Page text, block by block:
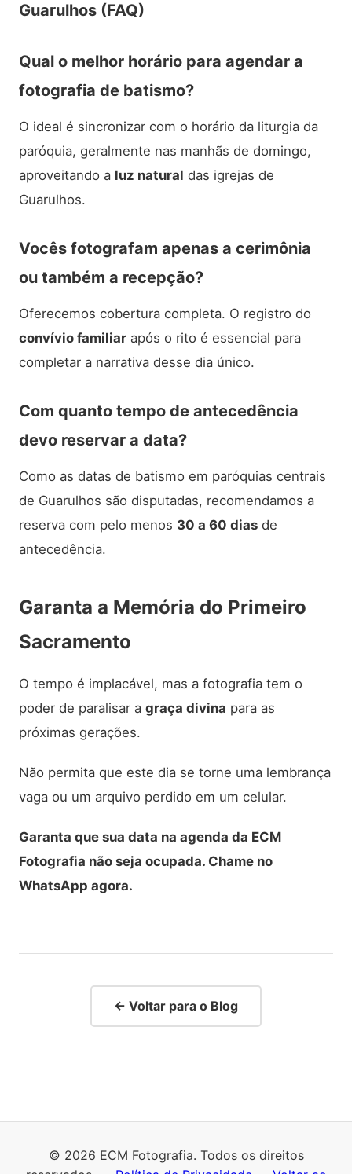
Guarulhos (FAQ)
Qual o melhor horário para agendar a
fotografia de batismo?
O ideal é sincronizar com o horário da liturgia da
paróquia, geralmente nas manhãs de domingo,
aproveitando a luz natural das igrejas de
Guarulhos.
Vocês fotografam apenas a cerimônia
ou também a recepção?
Oferecemos cobertura completa. O registro do
convívio familiar após o rito é essencial para
completar a narrativa desse dia único.
Com quanto tempo de antecedência
devo reservar a data?
Como as datas de batismo em paróquias centrais
de Guarulhos são disputadas, recomendamos a
reserva com pelo menos 30 a 60 dias de
antecedência.
Garanta a Memória do Primeiro
Sacramento
O tempo é implacável, mas a fotografia tem o
poder de paralisar a graça divina para as
próximas gerações.
Não permita que este dia se torne uma lembrança
vaga ou um arquivo perdido em um celular.
Garanta que sua data na agenda da ECM
Fotografia não seja ocupada. Chame no
WhatsApp agora.
← Voltar para o Blog
© 2026 ECM Fotografia. Todos os direitos